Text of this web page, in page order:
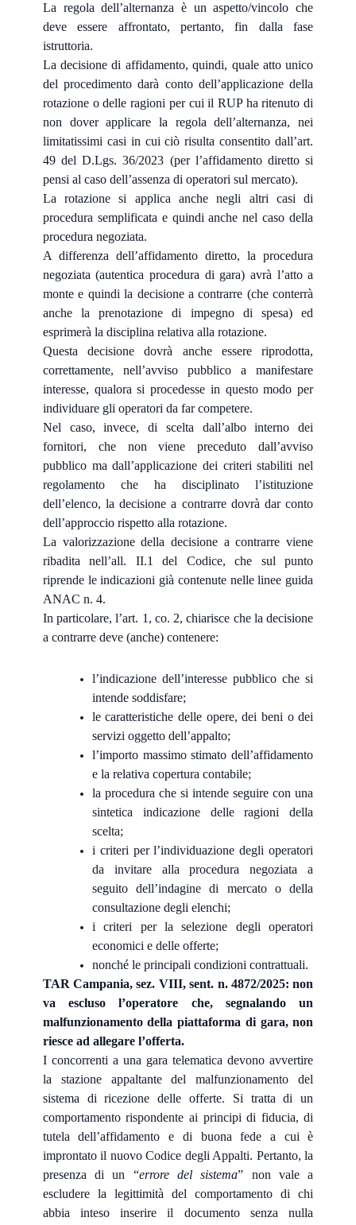
La regola dell’alternanza è un aspetto/vincolo che
deve essere affrontato, pertanto, fin dalla fase
istruttoria.
La decisione di affidamento, quindi, quale atto unico
del procedimento darà conto dell’applicazione della
rotazione o delle ragioni per cui il RUP ha ritenuto di
non dover applicare la regola dell’alternanza, nei
limitatissimi casi in cui ciò risulta consentito dall’art.
49 del D.Lgs. 36/2023 (per l’affidamento diretto si
pensi al caso dell’assenza di operatori sul mercato).
La rotazione si applica anche negli altri casi di
procedura semplificata e quindi anche nel caso della
procedura negoziata.
A differenza dell’affidamento diretto, la procedura
negoziata (autentica procedura di gara) avrà l’atto a
monte e quindi la decisione a contrarre (che conterrà
anche la prenotazione di impegno di spesa) ed
esprimerà la disciplina relativa alla rotazione.
Questa decisione dovrà anche essere riprodotta,
correttamente, nell’avviso pubblico a manifestare
interesse, qualora si procedesse in questo modo per
individuare gli operatori da far competere.
Nel caso, invece, di scelta dall’albo interno dei
fornitori, che non viene preceduto dall’avviso
pubblico ma dall’applicazione dei criteri stabiliti nel
regolamento che ha disciplinato l’istituzione
dell’elenco, la decisione a contrarre dovrà dar conto
dell’approccio rispetto alla rotazione.
La valorizzazione della decisione a contrarre viene
ribadita nell’all. II.1 del Codice, che sul punto
riprende le indicazioni già contenute nelle linee guida
ANAC n. 4.
In particolare, l’art. 1, co. 2, chiarisce che la decisione
a contrarre deve (anche) contenere:
l’indicazione dell’interesse pubblico che si
intende soddisfare;
le caratteristiche delle opere, dei beni o dei
servizi oggetto dell’appalto;
l’importo massimo stimato dell’affidamento
e la relativa copertura contabile;
la procedura che si intende seguire con una
sintetica indicazione delle ragioni della
scelta;
i criteri per l’individuazione degli operatori
da invitare alla procedura negoziata a
seguito dell’indagine di mercato o della
consultazione degli elenchi;
i criteri per la selezione degli operatori
economici e delle offerte;
nonché le principali condizioni contrattuali.
TAR Campania, sez. VIII, sent. n. 4872/2025: non
va escluso l’operatore che, segnalando un
malfunzionamento della piattaforma di gara, non
riesce ad allegare l’offerta.
I concorrenti a una gara telematica devono avvertire
la stazione appaltante del malfunzionamento del
sistema di ricezione delle offerte. Si tratta di un
comportamento rispondente ai principi di fiducia, di
tutela dell’affidamento e di buona fede a cui è
improntato il nuovo Codice degli Appalti. Pertanto, la
presenza di un “errore del sistema” non vale a
escludere la legittimità del comportamento di chi
abbia inteso inserire il documento senza nulla